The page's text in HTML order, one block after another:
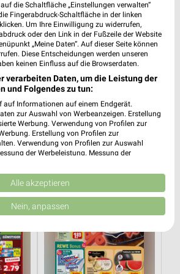
9,5 km 9,5 km
Wohnen Spezial
Gültig bis Fr. 14.08.
REWE
die Schaltfläche „Einstellungen verwalten“
Fingerabdruck-Schaltfläche in der linken
Um Ihre Einwilligung zu widerrufen,
oder den Link in der Fußzeile der Website
„Meine Daten“. Auf dieser Seite können
Diese Entscheidungen werden unseren
keinen Einfluss auf die Browserdaten.
verarbeiten Daten, um die Leistung der
und Folgendes zu tun:
auf Informationen auf einem Endgerät.
zur Auswahl von Werbeanzeigen. Erstellung
Werbung. Verwendung von Profilen zur
Erstellung von Profilen zur
Verwendung von Profilen zur Auswahl
der Werbeleistung. Messung der
verschiedenen Quellen. Entwicklung und
Verwendung reduzierter Daten zur Auswahl
Europäischen Union weitergegeben und in die
(1 IAB-Anbieter)
Zwecke:
Alle akzeptieren
Nein, anpassen